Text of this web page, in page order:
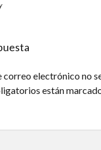
correo electrónico no
están